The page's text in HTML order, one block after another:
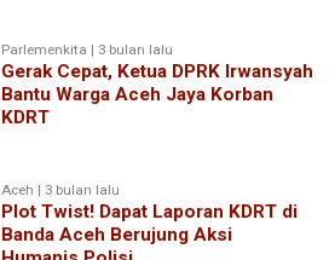
Parlemenkita | 3 bulan lalu
Gerak Cepat, Ketua DPRK Irwansyah
Bantu Warga Aceh Jaya Korban
KDRT
Aceh | 3 bulan lalu
Plot Twist! Dapat Laporan KDRT di
Banda Aceh Berujung Aksi